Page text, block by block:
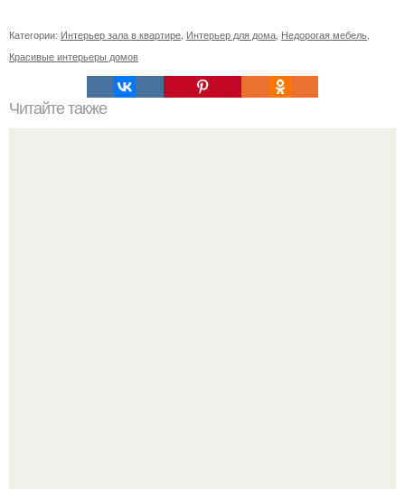
Категории: Интерьер зала в квартире, Интерьер для дома, Недорогая мебель,
Красивые интерьеры домов
Читайте также